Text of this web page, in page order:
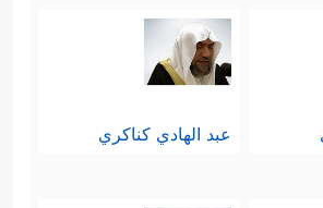
عبد الهادي كناكري